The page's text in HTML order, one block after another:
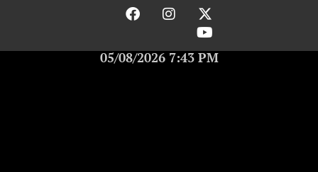
05/08/2026 7:43 PM